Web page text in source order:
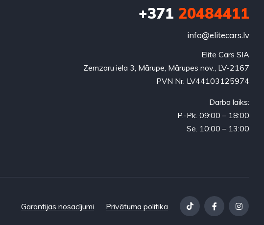
+371 20484411
info@elitecars.lv
Elite Cars SIA
Zemzaru iela 3, Mārupe, Mārupes nov., LV-2167
PVN Nr. LV44103125974
Darba laiks:
P.-Pk. 09:00 – 18:00
Se. 10:00 – 13:00
Garantijas nosacījumi Privātuma politika